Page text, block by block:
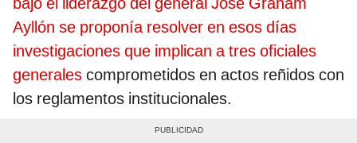
Ayllón se proponía resolver en esos días
investigaciones que implican a tres oficiales
generales comprometidos en actos reñidos con
los reglamentos institucionales.